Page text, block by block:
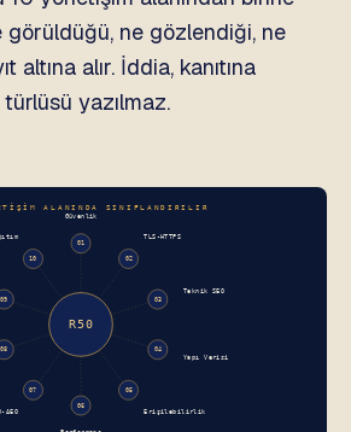
ne gözlendiği, ne
altına alır. İddia, kanıtına
yazılmaz.